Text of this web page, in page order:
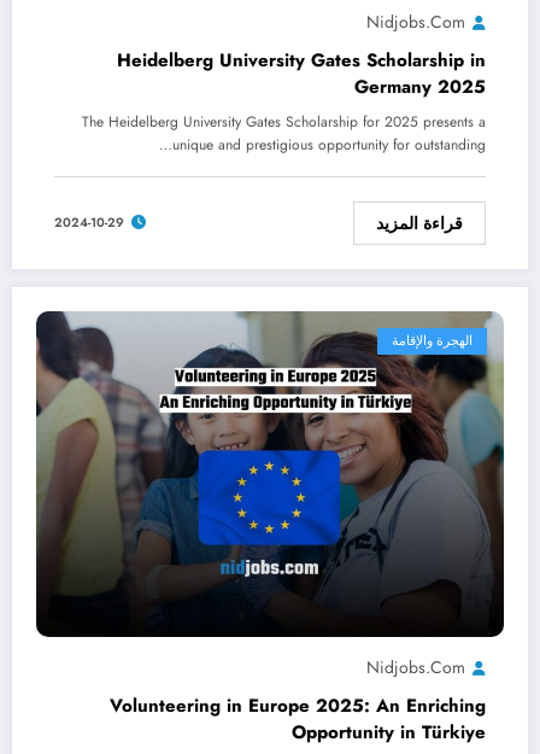
Nidjobs.com
Heidelberg University Gates Scholarship in
Germany 2025
The Heidelberg University Gates Scholarship for 2025 presents a
unique and prestigious opportunity for outstanding…
قراءة المزيد 2024-10-29
الهجرة والإقامة
Nidjobs.com
Volunteering in Europe 2025: An Enriching
Opportunity in Türkiye